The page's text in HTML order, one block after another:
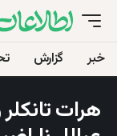
خبر گزارش
هرات